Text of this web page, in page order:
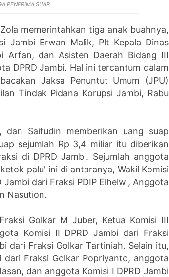
PENERIMA SUAP
memerintahkan tiga anak buahnya,
Jambi Erwan Malik, Plt Kepala Dinas
Arfan, dan Asisten Daerah Bidang III
DPRD Jambi. Hal ini tercantum dalam
Jaksa Penuntut Umum (JPU)
Tindak Pidana Korupsi Jambi, Rabu
dan Saifudin memberikan uang suap
sejumlah Rp 3,4 miliar itu diberikan
di DPRD Jambi. Sejumlah anggota
palu' ini di antaranya, Wakil Komisi
Jambi dari Fraksi PDIP Elhelwi, Anggota
Nasution.
Golkar M Juber, Ketua Komisi III
Komisi II DPRD Jambi dari Fraksi
dari Fraksi Golkar Tartiniah. Selain itu,
dari Fraksi Golkar Popriyanto, anggota
dan anggota Komisi I DPRD Jambi